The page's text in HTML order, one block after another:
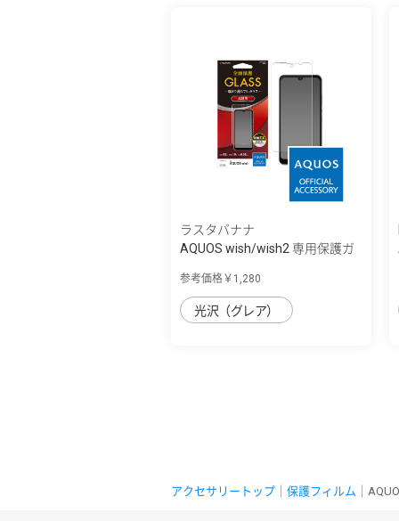
ラスタバナナ
AQUOS wish/wish2 専用保護ガ
参考価格￥1,280
光沢（グレア）
アクセサリートップ 保護フィルム ｜